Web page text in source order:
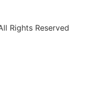
Rights Reserved